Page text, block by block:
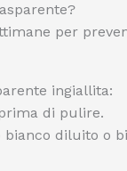
per
ingiallita:
di pulire.
diluito o